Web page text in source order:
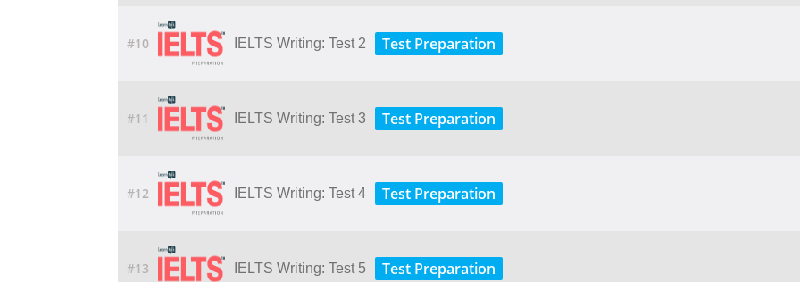
#10 IELTS Writing: Test 2 Test Preparation
#11 IELTS Writing: Test 3 Test Preparation
#12 IELTS Writing: Test 4 Test Preparation
#13 IELTS Writing: Test 5 Test Preparation